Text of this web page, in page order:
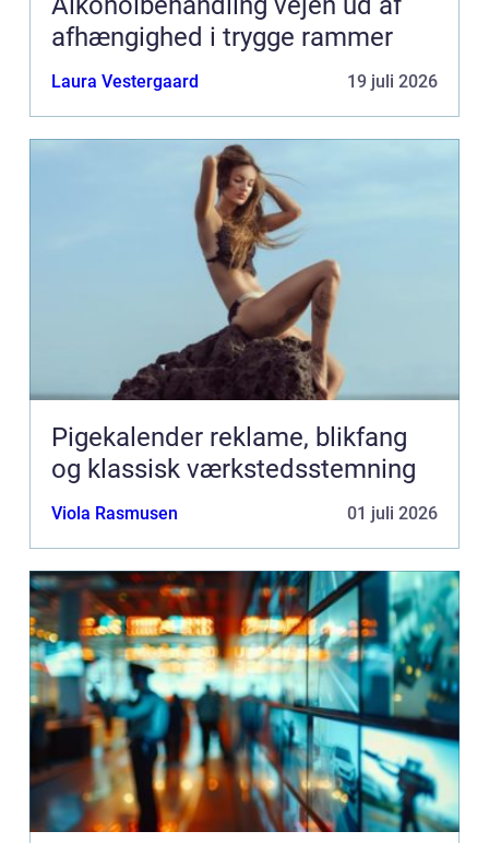
afhængighed i trygge rammer
Laura Vestergaard 19 juli 2026
Pigekalender reklame, blikfang
og klassisk værkstedsstemning
Viola Rasmusen 01 juli 2026